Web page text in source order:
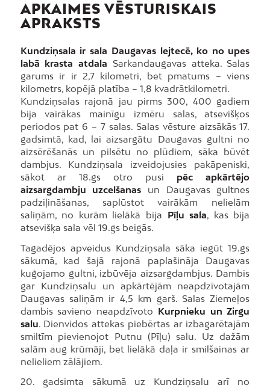
APKAIMES VĒSTURISKAIS
APRAKSTS
Kundziņsala ir sala Daugavas lejtecē, ko no upes
labā krasta atdala Sarkandaugavas atteka. Salas
garums ir ir 2,7 kilometri, bet pmatums – viens
kilometrs, kopējā platība – 1,8 kvadrātkilometri.
Kundziņsalas rajonā jau pirms 300, 400 gadiem
bija vairākas mainīgu izmēru salas, atsevišķos
periodos pat 6 – 7 salas. Salas vēsture aizsākās 17.
gadsimtā, kad, lai aizsargātu Daugavas gultni no
aizsērēšanās un pilsētu no plūdiem, sāka būvēt
dambjus. Kundziņsala izveidojusies pakāpeniski,
sākot ar 18.gs otro pusi pēc apkārtējo
aizsargdambju uzcelšanas un Daugavas gultnes
padziļināšanas, saplūstot vairākām nelielām
saliņām, no kurām lielākā bija Pīļu sala, kas bija
atsevišķa sala vēl 19.gs beigās.
Tagadējos apveidus Kundziņsala sāka iegūt 19.gs
sākumā, kad šajā rajonā paplašināja Daugavas
kuģojamo gultni, izbūvēja aizsargdambjus. Dambis
gar Kundziņsalu un apkārtējām neapdzīvotajām
Daugavas saliņām ir 4,5 km garš. Salas Ziemeļos
dambis savieno neapdzīvoto Kurpnieku un Zirgu
salu . Dienvidos attekas piebērtas ar izbagarētajām
smiltīm pievienojot Putnu (Pīļu) salu. Uz dažām
salām aug krūmāji, bet lielākā daļa ir smilšainas ar
nelieliem zālājiem.
20. gadsimta sākumā uz Kundziņsalu arī no